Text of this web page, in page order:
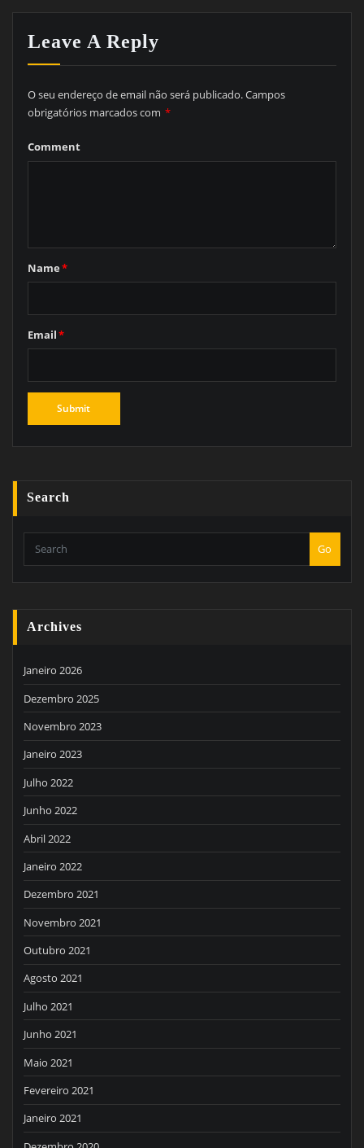
Leave A Reply
O seu endereço de email não será publicado.Campos
obrigatórios marcados com *
Comment
Name*
Email*
Search
Go
Archives
Janeiro 2026
Dezembro 2025
Novembro 2023
Janeiro 2023
Julho 2022
Junho 2022
Abril 2022
Janeiro 2022
Dezembro 2021
Novembro 2021
Outubro 2021
Agosto 2021
Julho 2021
Junho 2021
Maio 2021
Fevereiro 2021
Janeiro 2021